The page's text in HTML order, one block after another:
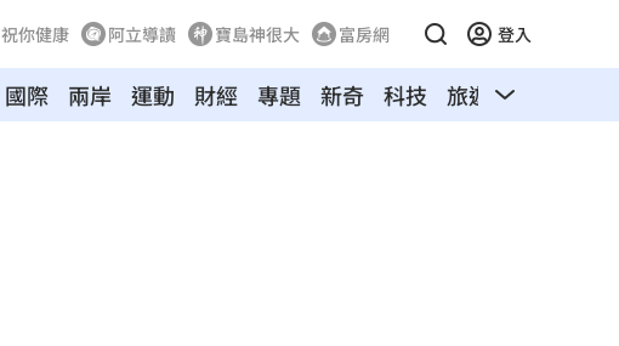
祝你健康 阿立導讀 寶島神很大 富房網 登入
國際 兩岸 運動 財經 專題 新奇 科技 旅遊 汽車